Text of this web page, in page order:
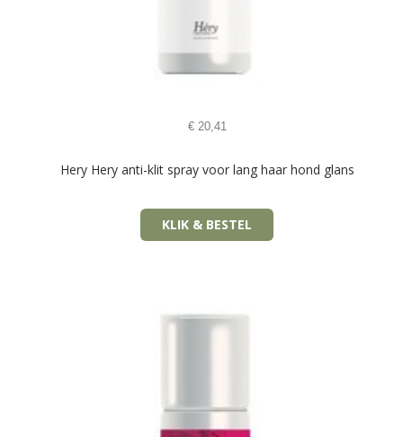
€20,41
Hery Hery anti-klit spray voor lang haar hond glans
KLIK & BESTEL